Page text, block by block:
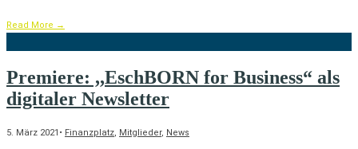
Read More →
Premiere: ,,EschBORN for Business“ als
digitaler Newsletter
5. März 2021 • Finanzplatz, Mitglieder, News